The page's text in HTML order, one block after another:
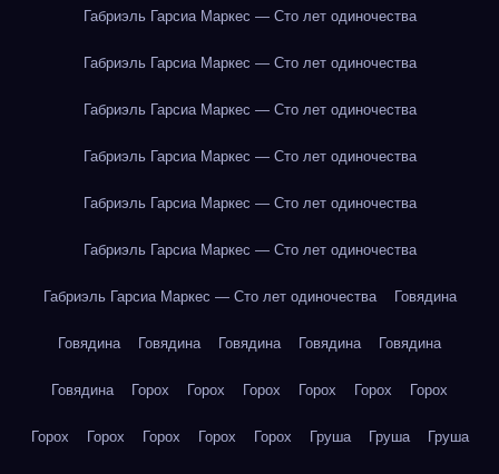
Габриэль Гарсиа Маркес — Сто лет одиночества
Габриэль Гарсиа Маркес — Сто лет одиночества
Габриэль Гарсиа Маркес — Сто лет одиночества
Габриэль Гарсиа Маркес — Сто лет одиночества
Габриэль Гарсиа Маркес — Сто лет одиночества
Габриэль Гарсиа Маркес — Сто лет одиночества
Габриэль Гарсиа Маркес — Сто лет одиночества Говядина
Говядина Говядина Говядина Говядина Говядина
Говядина Горох Горох Горох Горох Горох Горох
Горох Горох Горох Горох Горох Груша Груша Груша